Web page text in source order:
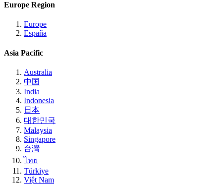
Europe Region
Europe
España
Asia Pacific
Australia
中国
India
Indonesia
日本
대한민국
Malaysia
Singapore
台灣
ไทย
Türkiye
Việt Nam